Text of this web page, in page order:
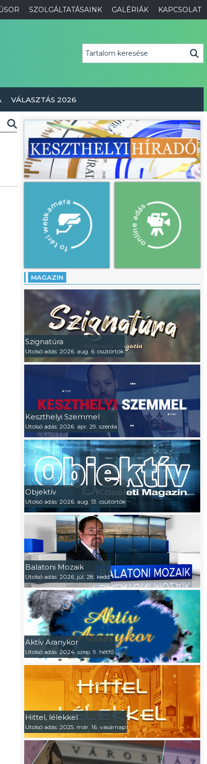
SZOLGÁLTATÁSAINK GALÉRIÁK KAPCSOLAT
VÁLASZTÁS 2026
MAGAZIN
Szignatúra
Utolsó adás: 2026. aug. 6. csütörtök
Keszthelyi Szemmel
Utolsó adás: 2026. ápr. 29. szerda
Objektív
Utolsó adás: 2026. aug. 13. csütörtök
Balatoni Mozaik
Utolsó adás: 2026. júl. 28. kedd
Aktív Aranykor
Utolsó adás: 2024. szep. 9. hétfő
Hittel, lélekkel
Utolsó adás: 2025. már. 16. vasárnap